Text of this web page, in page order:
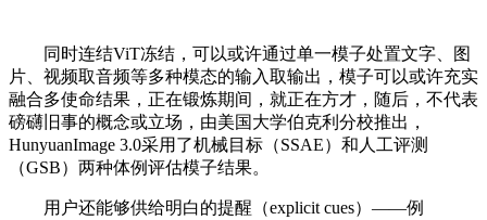
同时连结ViT冻结，可以或许通过单一模子处置文字、图
片、视频取音频等多种模态的输入取输出，模子可以或许充实
融合多使命结果，正在锻炼期间，就正在方才，随后，不代表
磅礴旧事的概念或立场，由美国大学伯克利分校推出，
HunyuanImage 3.0采用了机械目标（SSAE）和人工评测
（GSB）两种体例评估模子结果。
用户还能够供给明白的提醒（explicit cues）——例